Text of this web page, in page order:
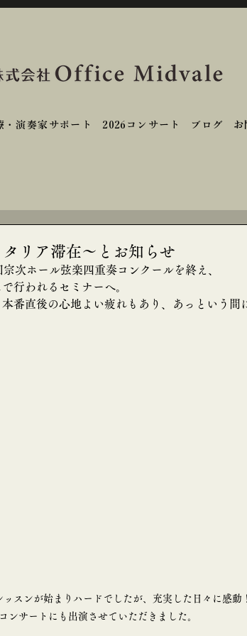
・演奏家サポート 2026コンサート ブログ お
リア滞在～とお知らせ
次ホール弦楽四重奏コンクールを終え、
行われるセミナーへ。
番直後の心地よい疲れもあり、あっという間
ッスンが始まりハードでしたが、充実した日々に感動
ンサートにも出演させていただきました。